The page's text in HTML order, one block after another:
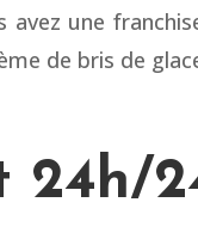
avez une
de bris de
24h/